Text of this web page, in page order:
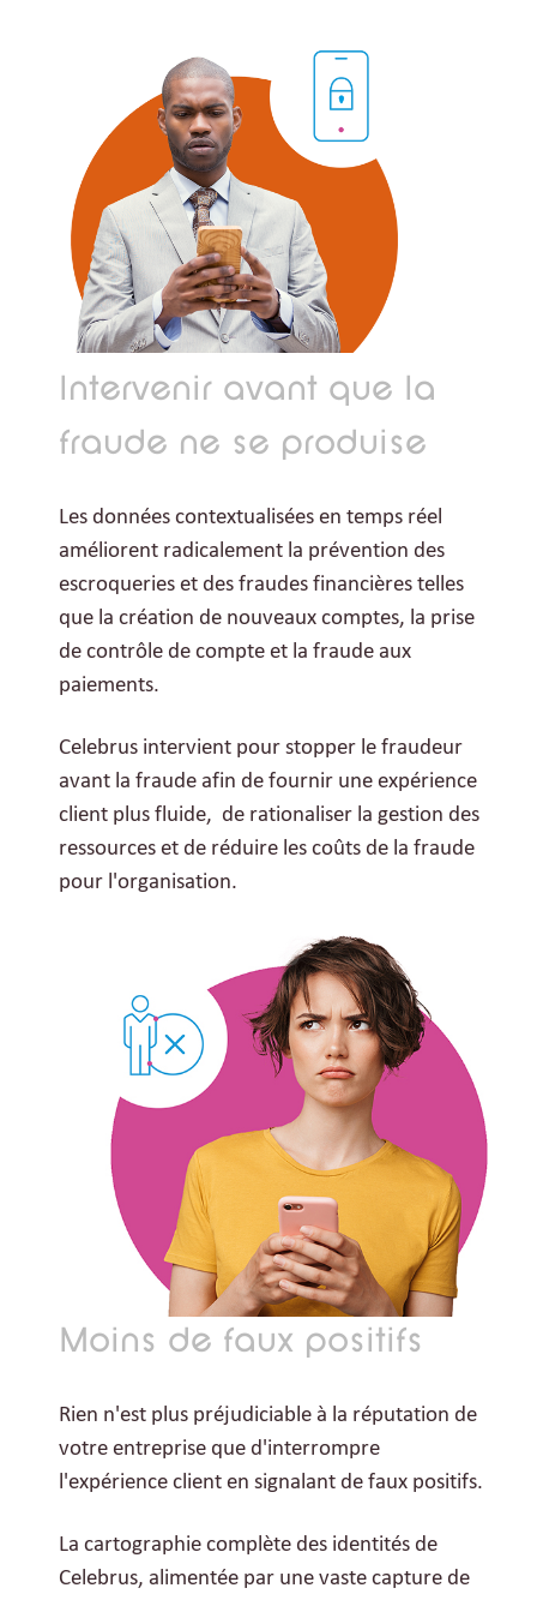
Intervenir avant que la
fraude ne se produise
Les données contextualisées en temps réel
améliorent radicalement la prévention des
escroqueries et des fraudes financières telles
que la création de nouveaux comptes, la prise
de contrôle de compte et la fraude aux
paiements.
Celebrus intervient pour stopper le fraudeur
avant la fraude afin de fournir une expérience
client plus fluide, de rationaliser la gestion des
ressources et de réduire les coûts de la fraude
pour l'organisation.
Moins de faux positifs
Rien n'est plus préjudiciable à la réputation de
votre entreprise que d'interrompre
l'expérience client en signalant de faux positifs.
La cartographie complète des identités de
Celebrus, alimentée par une vaste capture de